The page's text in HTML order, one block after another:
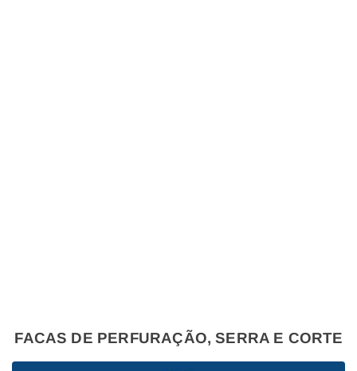
FACAS DE PERFURAÇÃO, SERRA E CORTE